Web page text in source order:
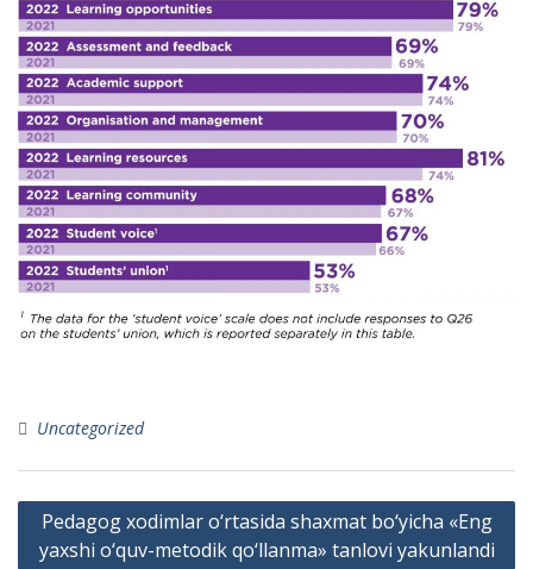
Uncategorized
Post
menyusi
Pedagog xodimlar o‘rtasida shaxmat bo‘yicha «Eng
yaxshi o‘quv-metodik qo‘llanma» tanlovi yakunlandi